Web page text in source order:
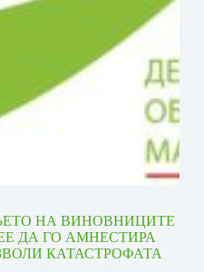
НА ВИНОВНИЦИТЕ
ДА ГО АМНЕСТИРА
КАТАСТРОФАТА